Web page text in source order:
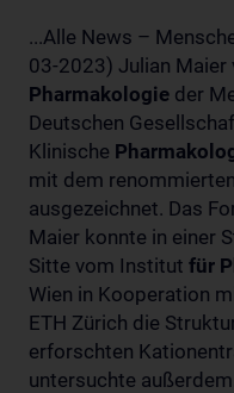
...Alle News –
03-2023) Julian
Pharmakologie der
Deutschen
Klinische
mit dem
ausgezeichnet. Das
Maier konnte in einer
Sitte vom Institut für
Wien in Kooperation
ETH Zürich die
erforschten
untersuchte